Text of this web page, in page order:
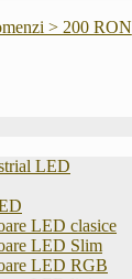
> 200 RON
LED
LED clasice
LED Slim
LED RGB